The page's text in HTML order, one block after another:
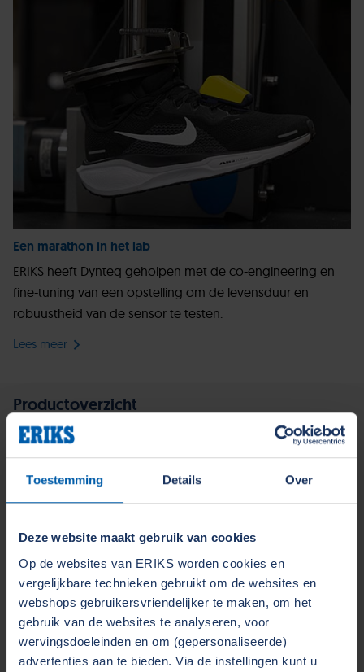
Toestemming Details Over
Deze website maakt gebruik van cookies
Op de websites van ERIKS worden cookies en
vergelijkbare technieken gebruikt om de websites en
webshops gebruikersvriendelijker te maken, om het
gebruik van de websites te analyseren, voor
wervingsdoeleinden en om (gepersonaliseerde)
advertenties aan te bieden. Via de instellingen kunt u
Een marathon in het lab
ERIKS heeft Dynteq geholpen met de co-engineering en
fine-tuning van een opstelling om de levensduur en
robuustheid van de sensor te testen.
Lees meer
Productoverzicht
Aandrijftechniek
Naar pagina